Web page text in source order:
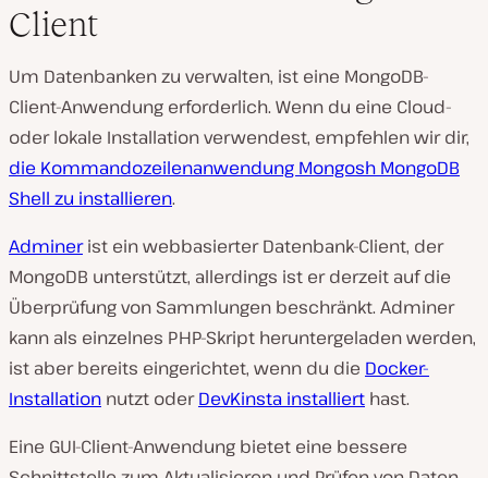
Client
Um Datenbanken zu verwalten, ist eine MongoDB-
Client-Anwendung erforderlich. Wenn du eine Cloud-
oder lokale Installation verwendest, empfehlen wir dir,
die Kommandozeilenanwendung Mongosh MongoDB
Shell zu installieren.
Adminerist ein webbasierter Datenbank-Client, der
MongoDB unterstützt, allerdings ist er derzeit auf die
Überprüfung von Sammlungen beschränkt. Adminer
kann als einzelnes PHP-Skript heruntergeladen werden,
ist aber bereits eingerichtet, wenn du die Docker-
Installation nutzt oderDevKinsta installiert hast.
Eine GUI-Client-Anwendung bietet eine bessere